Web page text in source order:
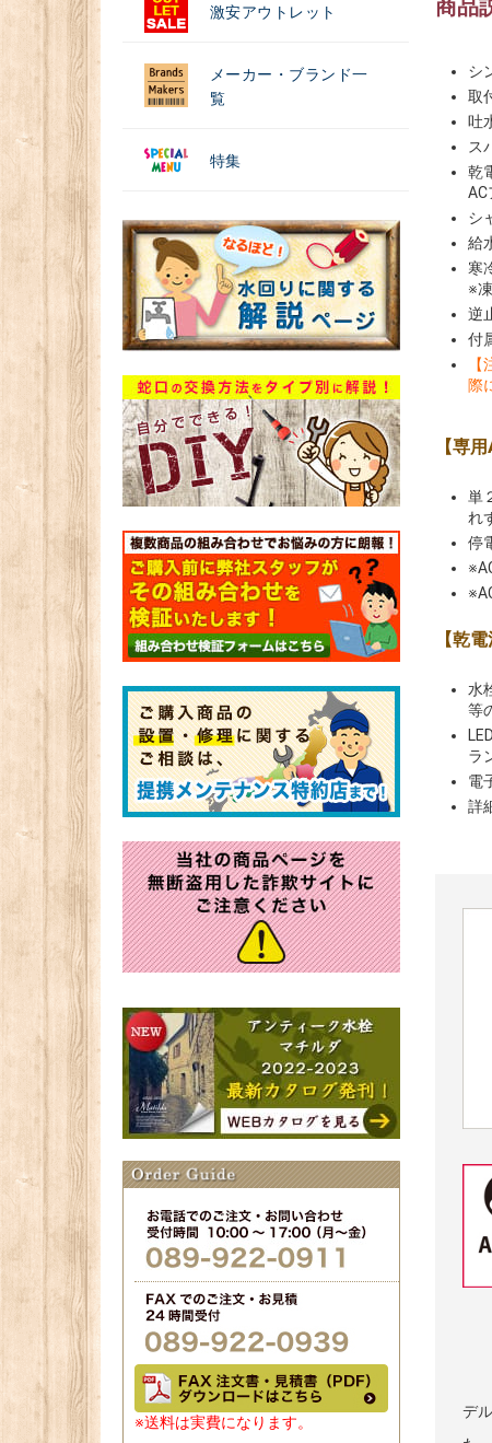
激安アウトレット
メーカー・ブランド一
覧
特集
※送料は実費になります。
商品
シ
取
吐
ス
乾
AC
シ
給
寒
※
逆
付
際
【専
単
れ
停
【乾
水
等
ラ
電
詳
デ